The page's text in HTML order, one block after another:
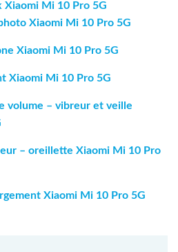
Xiaomi Mi 10 Pro 5G
Xiaomi Mi 10 Pro 5G
Xiaomi Mi 10 Pro 5G
Xiaomi Mi 10 Pro 5G
volume – vibreur et veille
– oreillette Xiaomi Mi 10 Pro
Xiaomi Mi 10 Pro 5G